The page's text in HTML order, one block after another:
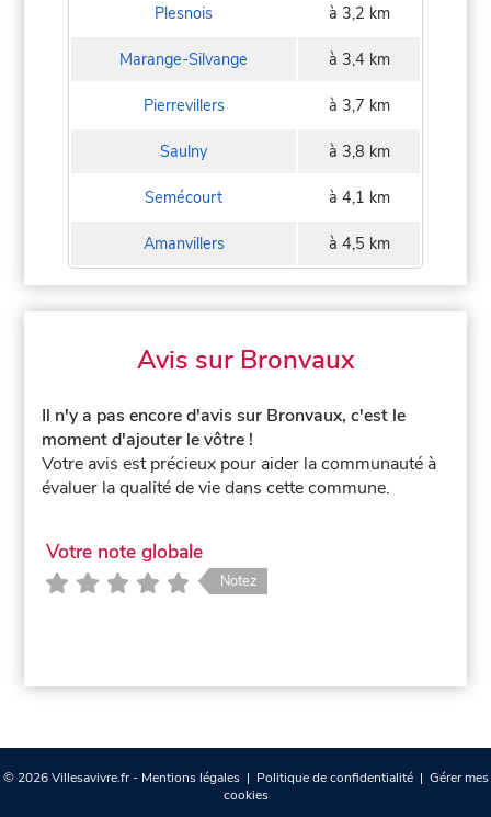
Plesnois à 3,2 km
Marange-Silvange à 3,4 km
Pierrevillers à 3,7 km
Saulny à 3,8 km
Semécourt à 4,1 km
Amanvillers à 4,5 km
Avis sur Bronvaux
Il n'y a pas encore d'avis sur Bronvaux, c'est le
moment d'ajouter le vôtre !
Votre avis est précieux pour aider la communauté à
évaluer la qualité de vie dans cette commune.
Votre note globale
Notez
© 2026 Villesavivre.fr - Mentions légales| Politique de confidentialité| Gérer mes
cookies